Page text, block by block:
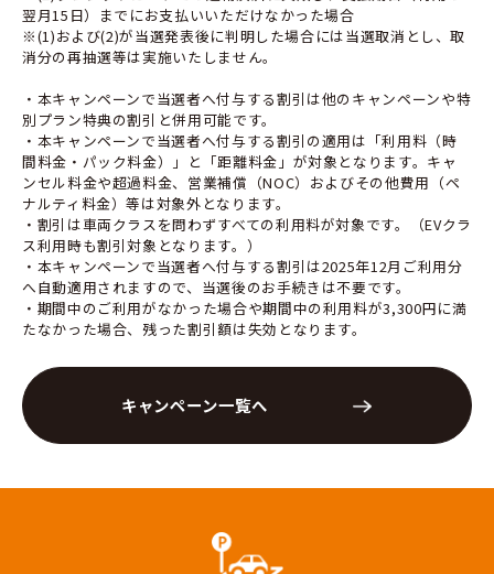
翌月15日）までにお支払いいただけなかった場合
※(1)および(2)が当選発表後に判明した場合には当選取消とし、取
消分の再抽選等は実施いたしません。
・本キャンペーンで当選者へ付与する割引は他のキャンペーンや特
別プラン特典の割引と併用可能です。
・本キャンペーンで当選者へ付与する割引の適用は「利用料（時
間料金・パック料金）」と「距離料金」が対象となります。キャ
ンセル料金や超過料金、営業補償（NOC）およびその他費用（ペ
ナルティ料金）等は対象外となります。
・割引は車両クラスを問わずすべての利用料が対象です。（EVクラ
ス利用時も割引対象となります。）
・本キャンペーンで当選者へ付与する割引は2025年12月ご利用分
へ自動適用されますので、当選後のお手続きは不要です。
・期間中のご利用がなかった場合や期間中の利用料が3,300円に満
たなかった場合、残った割引額は失効となります。
キャンペーン一覧へ